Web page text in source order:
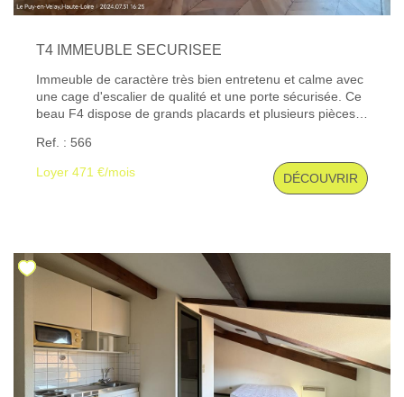
T4 IMMEUBLE SECURISEE
Immeuble de caractère très bien entretenu et calme avec
une cage d'escalier de qualité et une porte sécurisée. Ce
beau F4 dispose de grands placards et plusieurs pièces
cheminée décorative. Les trois chambres à l'arrière sont
au calme et dominent un très beau jardin privatif, une
cuisine meublée et équipée d'une plaque de cuisson, une
salle de bains, une salle d'eau et une buanderie.
le site Géorisques : www. georisques. gouv. fr
Ref. : 566
Loyer 471 €/mois DÉCOUVRIR